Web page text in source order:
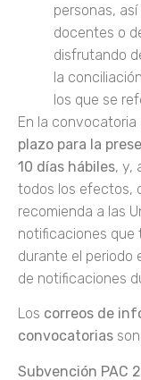
personas,
docentes o
disfrutando
la
los que se
En la
plazo para la
10 días hábiles, y,
todos los efectos,
recomienda a las
notificaciones que
durante el periodo
de notificaciones
Los correos de
convocatorias
Subvención PAC